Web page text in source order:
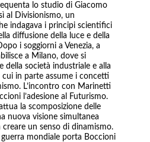
lo studio di Giacomo
al Divisionismo, un
indagava i principi scientifici
diffusione della luce e della
i soggiorni a Venezia, a
a Milano, dove si
della società industriale e alla
in parte assume i concetti
L’incontro con Marinetti
l’adesione al Futurismo.
la scomposizione delle
nuova visione simultanea
un senso di dinamismo.
mondiale porta Boccioni